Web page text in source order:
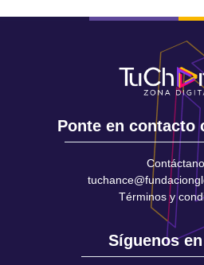
Ponte en contacto
Términos y
Síguenos